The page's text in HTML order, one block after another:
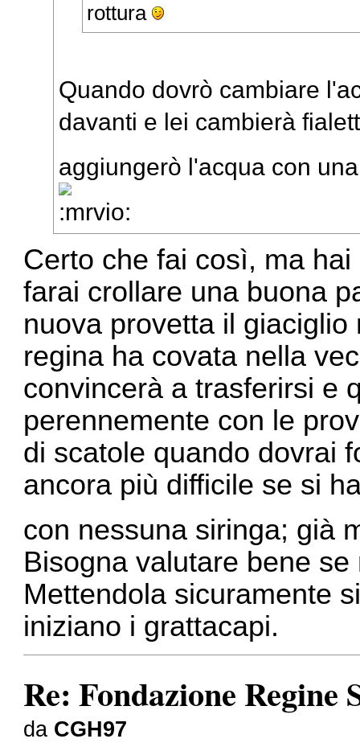
rottura
Quando dovrò cambiare
davanti e lei cambierà
aggiungerò l'acqua con
Certo che fai così, ma
farai crollare una buona
nuova provetta il
regina ha covata nella
convincerà a trasferirsi e
perennemente con le
di scatole quando dovrai
ancora più difficile se si
con nessuna siringa; già
Bisogna valutare bene
Mettendola sicuramente
iniziano i grattacapi.
Re: Fondazione Regine
da CGH97